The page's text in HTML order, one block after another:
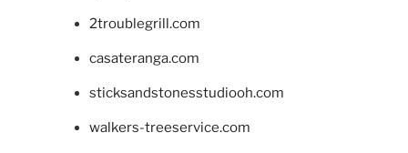
2troublegrill.com
casateranga.com
sticksandstonesstudiooh.com
walkers-treeservice.com